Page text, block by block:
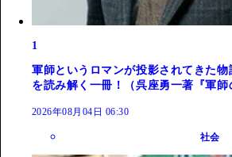
1
軍師というロマンが投影されてきた
を読み解く一冊！（呉座勇一著『軍師
2026年08月04日 06:30
社会